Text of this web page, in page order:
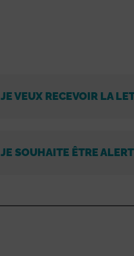
JE VEUX RECEVOIR LA
JE SOUHAITE ÊTRE